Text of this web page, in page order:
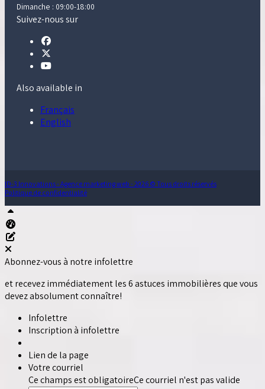
Dimanche : 09:00-18:00
Suivez-nous sur
Also available in
Français
English
ID-3 Innovations - Agence marketing web - 2026 © Tous droits réservés
Politique de confidentialité
Abonnez-vous à notre infolettre
et recevez immédiatement les 6 astuces immobilières que vous
devez absolument connaître!
Infolettre
Inscription à infolettre
Lien de la page
Votre courriel
Ce champs est obligatoireCe courriel n'est pas valide